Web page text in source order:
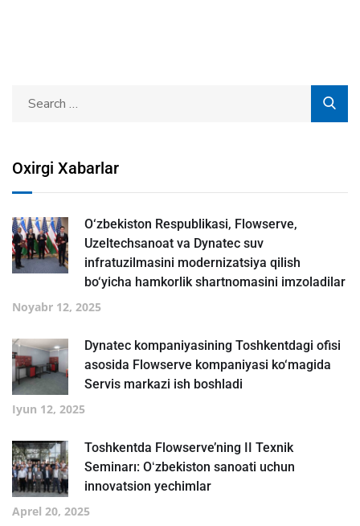
Oxirgi Xabarlar
O‘zbekiston Respublikasi, Flowserve,
Uzeltechsanoat va Dynatec suv
infratuzilmasini modernizatsiya qilish
bo‘yicha hamkorlik shartnomasini imzoladilar
Noyabr 12, 2025
Dynatec kompaniyasining Toshkentdagi ofisi
asosida Flowserve kompaniyasi ko‘magida
Servis markazi ish boshladi
Iyun 12, 2025
Toshkentda Flowserve’ning II Texnik
Seminarı: Oʻzbekiston sanoati uchun
innovatsion yechimlar
Aprel 20, 2025